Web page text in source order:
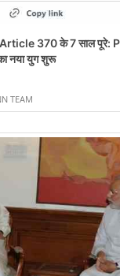
Article 370 के 7 साल पूरे:
नया युग शुरू
TEAM